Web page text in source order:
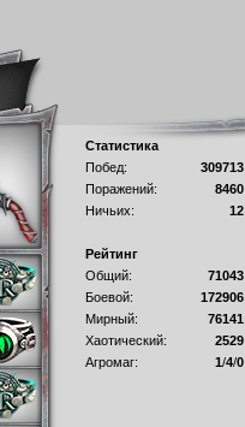
Статистика
Побед:
309713
Поражений:
8460
Ничьих:
12
Рейтинг
Общий:
71043
Боевой:
172906
Мирный:
76141
Хаотический:
2529
Агромаг:
1/4/0